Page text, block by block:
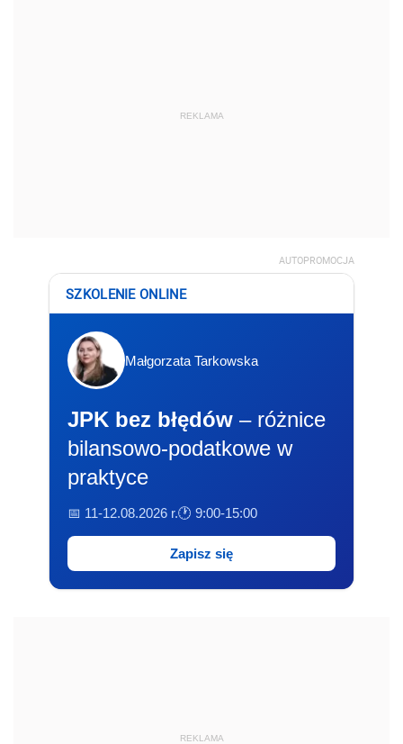
REKLAMA
AUTOPROMOCJA
SZKOLENIE ONLINE
Małgorzata Tarkowska
JPK bez błędów – różnice
bilansowo-podatkowe w
praktyce
📅 11-12.08.2026 r.🕐 9:00-15:00
Zapisz się
REKLAMA